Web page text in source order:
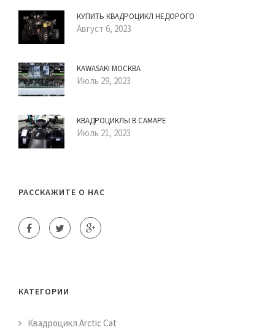
КУПИТЬ КВАДРОЦИКЛ НЕДОРОГО
Август 6, 2023
KAWASAKI МОСКВА
Июль 29, 2023
КВАДРОЦИКЛЫ В САМАРЕ
Июль 21, 2023
РАССКАЖИТЕ О НАС
КАТЕГОРИИ
Квадроцикл Arctic Cat